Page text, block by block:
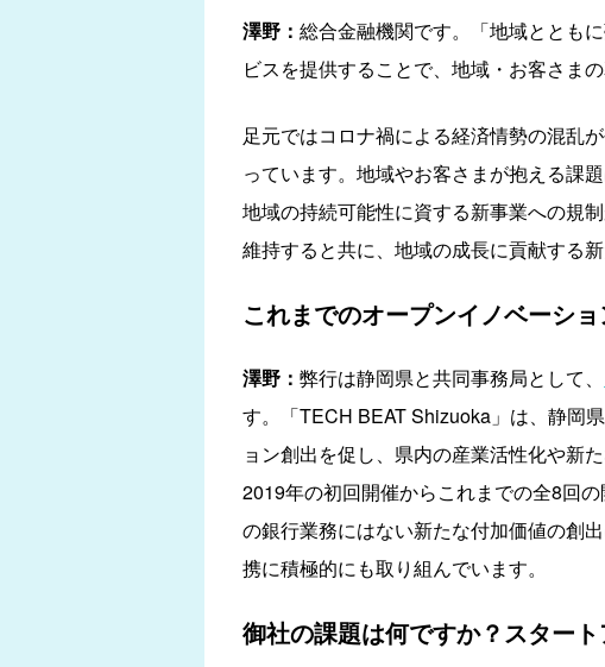
澤野： 総合金融機関です。「地域ととも
ビスを提供することで、地域・お客さま
足元ではコロナ禍による経済情勢の混乱
っています。地域やお客さまが抱える課
地域の持続可能性に資する新事業への規
維持すると共に、地域の成長に貢献する
これまでのオープンイノベーシ
澤野： 弊行は静岡県と共同事務局として、
す。「TECH BEAT Shizuoka」は、静岡
ョン創出を促し、県内の産業活性化や新
2019年の初回開催からこれまでの全8回
の銀行業務にはない新たな付加価値の創
携に積極的にも取り組んでいます。
御社の課題は何ですか？スター